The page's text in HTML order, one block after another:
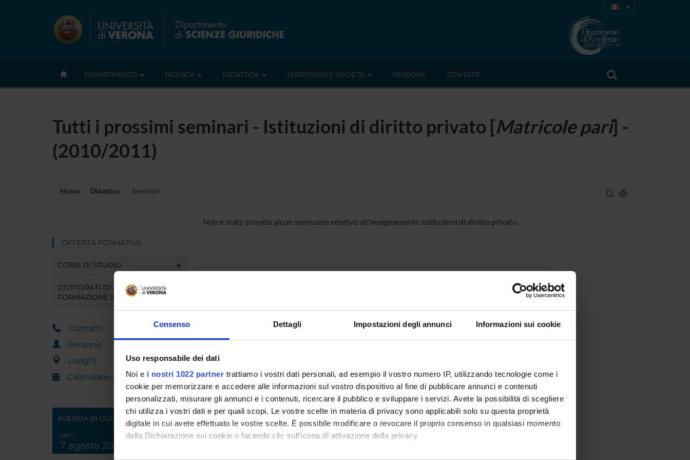
Consenso Dettagli Impostazioni degli annunci Informazioni sui cookie
Uso responsabile dei dati
Noi e i nostri 1022 partner trattiamo i vostri dati personali, ad esempio il vostro numero IP, utilizzando tecnologie come i
cookie per memorizzare e accedere alle informazioni sul vostro dispositivo al fine di pubblicare annunci e contenuti
personalizzati, misurare gli annunci e i contenuti, ricercare il pubblico e sviluppare i servizi. Avete la possibilità di scegliere
chi utilizza i vostri dati e per quali scopi. Le vostre scelte in materia di privacy sono applicabili solo su questa proprietà
digitale in cui avete effettuato le vostre scelte. È possibile modificare o revocare il proprio consenso in qualsiasi momento
dalla Dichiarazione sui cookie o facendo clic sull'icona di attivazione della privacy.
DIPARTIMENTO RICERCA DIDATTICA TERRITORIO E SOCIETÀ PERSONE CONTATTI
Tutti i prossimi seminari - Istituzioni di diritto privato [Matricole pari] -
(2010/2011)
Home Didattica Seminari
OFFERTA FORMATIVA
CORSI DI STUDIO
DOTTORATI DI RICERCA E
FORMAZIONE SUPERIORE
Contatti
Persone
Luoghi
Calendario
AGENDA DI OGGI
ven
7 agosto 2026
Non è stato trovato alcun seminario relativo all'insegnamento Istituzioni di diritto privato.